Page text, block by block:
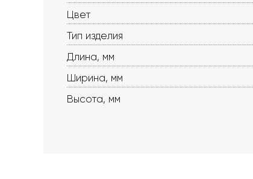
Цвет
Тип изделия
Длина, мм
Ширина, мм
Высота, мм